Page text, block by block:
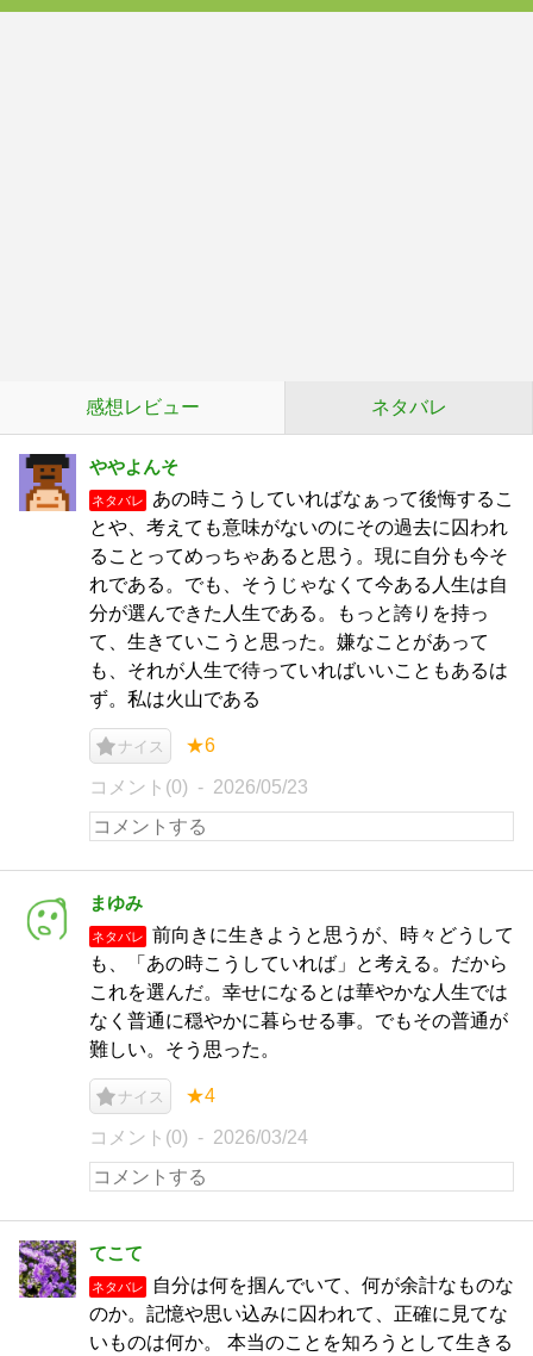
感想レビュー ネタバレ
ややよんそ
ネタバレ
あの時こうしていればなぁって後悔するこ
とや、考えても意味がないのにその過去に囚われ
ることってめっちゃあると思う。現に自分も今そ
れである。でも、そうじゃなくて今ある人生は自
分が選んできた人生である。もっと誇りを持っ
て、生きていこうと思った。嫌なことがあって
も、それが人生で待っていればいいこともあるは
ず。私は火山である
ナイス ★6
コメント(0) 2026/05/23
まゆみ
ネタバレ
前向きに生きようと思うが、時々どうして
も、「あの時こうしていれば」と考える。だから
これを選んだ。幸せになるとは華やかな人生では
なく普通に穏やかに暮らせる事。でもその普通が
難しい。そう思った。
ナイス ★4
コメント(0) 2026/03/24
てこて
ネタバレ
自分は何を掴んでいて、何が余計なものな
のか。記憶や思い込みに囚われて、正確に見てな
いものは何か。 本当のことを知ろうとして生きる